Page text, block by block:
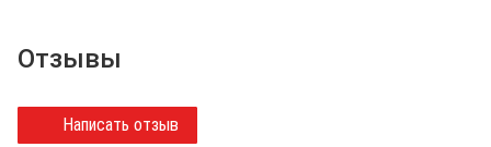
Отзывы
Написать отзыв